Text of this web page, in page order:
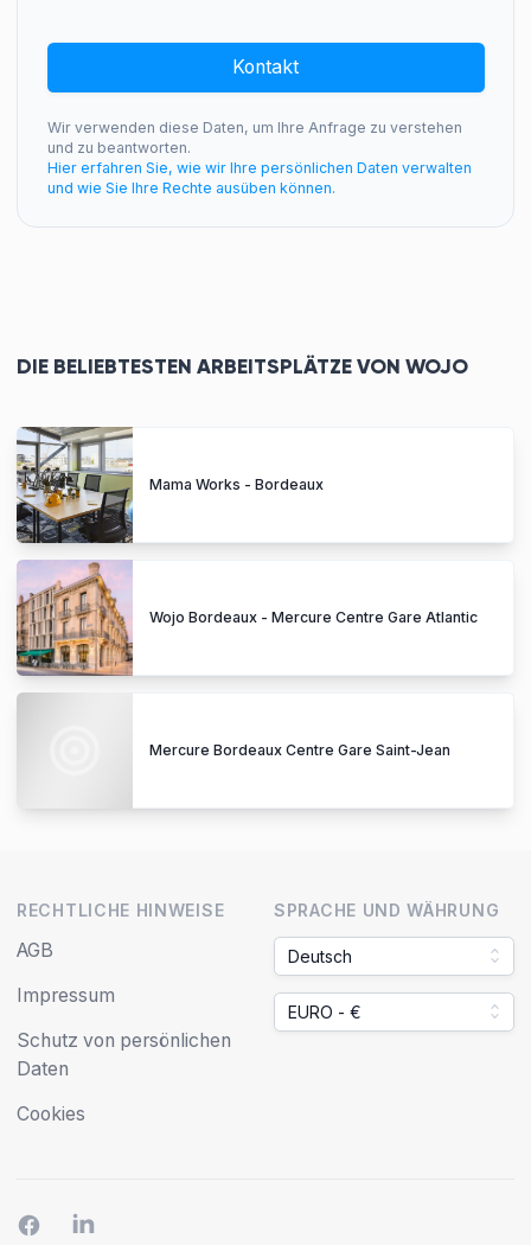
Kontakt
Wir verwenden diese Daten, um Ihre Anfrage zu verstehen
und zu beantworten.
Hier erfahren Sie, wie wir Ihre persönlichen Daten verwalten
und wie Sie Ihre Rechte ausüben können.
DIE BELIEBTESTEN ARBEITSPLÄTZE VON WOJO
Mama Works - Bordeaux
Wojo Bordeaux - Mercure Centre Gare Atlantic
Mercure Bordeaux Centre Gare Saint-Jean
RECHTLICHE HINWEISE
AGB
Impressum
Schutz von persönlichen
Daten
Cookies
SPRACHE UND WÄHRUNG
Deutsch
EURO - €